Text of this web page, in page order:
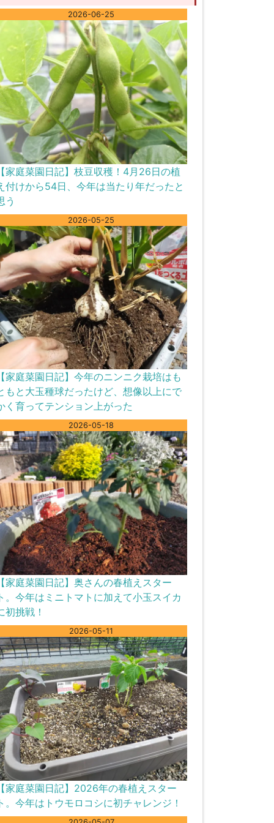
2026-06-25
家庭菜園日記】枝豆収穫！4月26日の植
付けから54日、今年は当たり年だったと
う
2026-05-25
家庭菜園日記】今年のニンニク栽培はも
もと大玉種球だったけど、想像以上にで
く育ってテンション上がった
2026-05-18
家庭菜園日記】奥さんの春植えスター
。今年はミニトマトに加えて小玉スイカ
初挑戦！
2026-05-11
家庭菜園日記】2026年の春植えスター
。今年はトウモロコシに初チャレンジ！